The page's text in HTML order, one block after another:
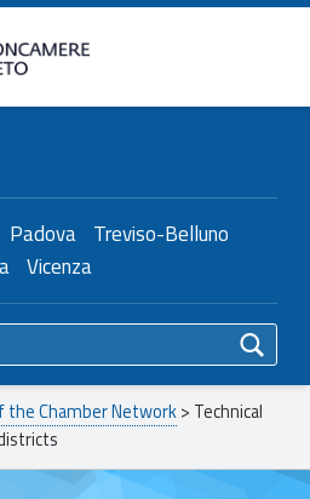
Unioncamere del Veneto
Padova Treviso-Belluno
Vicenza
the Chamber Network> Technical